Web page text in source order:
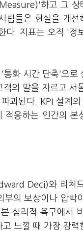
하고 그 상
들은 현실을 개선
다. 지표는 오직 '정
통화 시간 단축'으
의 말을 자르고
괴된다. KPI 설계
적응하는 인간의
Deci)와 리
부의 보상이나 압
심리적 욕구에서
느낄 때 가장 강력